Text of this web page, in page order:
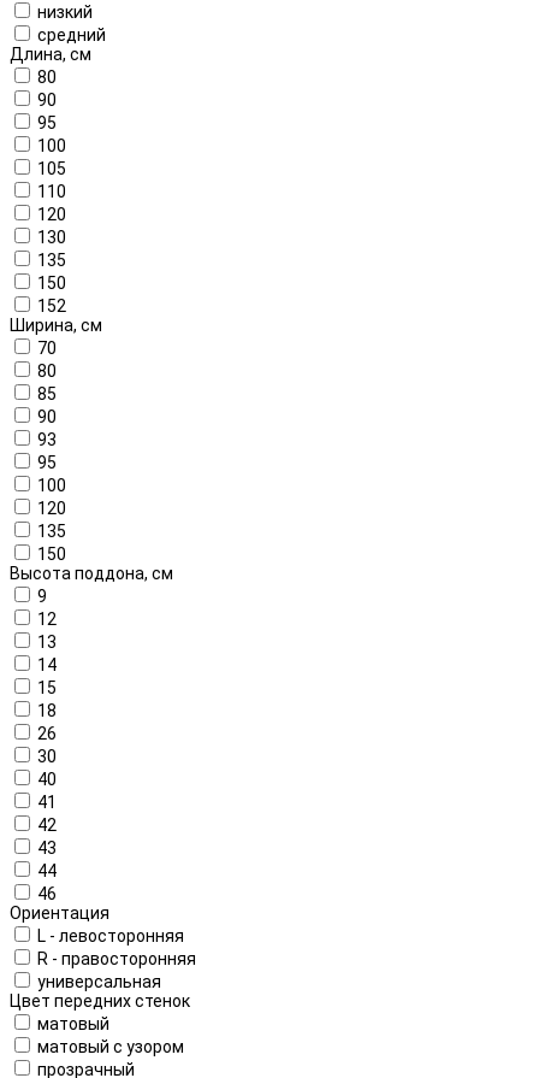
низкий
средний
Длина, см
80
90
95
100
105
110
120
130
135
150
152
Ширина, см
70
80
85
90
93
95
100
120
135
150
Высота поддона, см
9
12
13
14
15
18
26
30
40
41
42
43
44
46
Ориентация
L - левосторонняя
R - правосторонняя
универсальная
Цвет передних стенок
матовый
матовый с узором
прозрачный